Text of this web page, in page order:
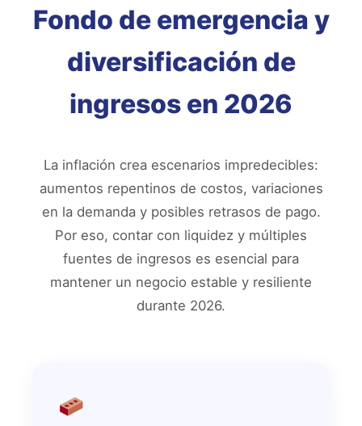
Fondo de emergencia y
diversificación de
ingresos en 2026
La inflación crea escenarios impredecibles:
aumentos repentinos de costos, variaciones
en la demanda y posibles retrasos de pago.
Por eso, contar con liquidez y múltiples
fuentes de ingresos es esencial para
mantener un negocio estable y resiliente
durante 2026.